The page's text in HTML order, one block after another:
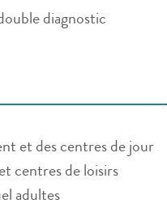
diagnostic
et des centres de jour
centres de loisirs
adultes